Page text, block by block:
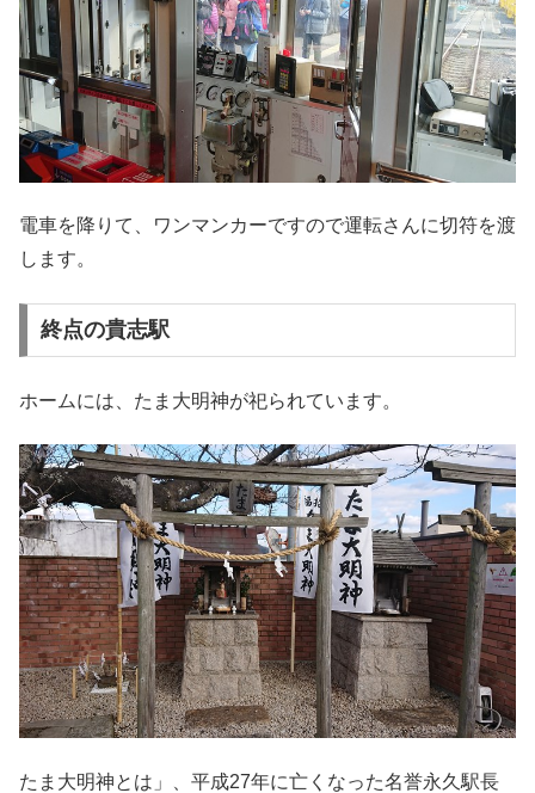
電車を降りて、ワンマンカーですので運転さんに切符を渡
します。
終点の貴志駅
ホームには、たま大明神が祀られています。
たま大明神とは」、平成27年に亡くなった名誉永久駅長